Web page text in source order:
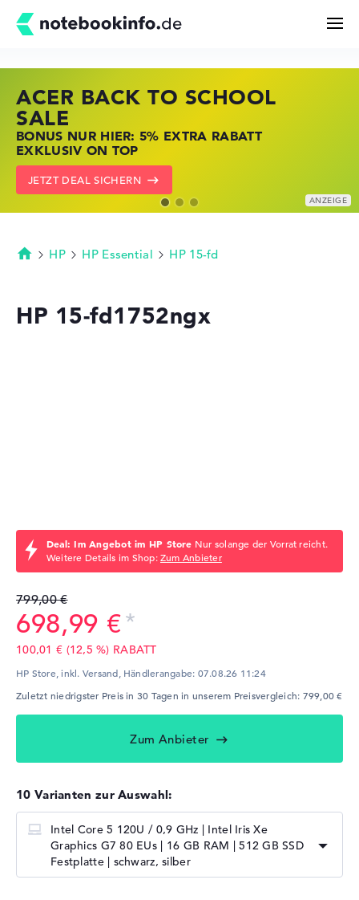
Kaufberatung
Technik & Wissen
ACER BACK TO SCHOOL
SALE
BONUS NUR HIER: 5% EXTRA RABATT
EXKLUSIV ON TOP
JETZT DEAL SICHERN
HP STORE SSV DEALS
JETZT ZUGREIFEN: NOTEBOOKS BEI HP
KRÄFTIG REDUZIERT
ZU DEN HP ANGEBOTEN
LENOVO LAPTOP DEALS
NOTEBOOKS BEI LENOVO JETZT
KRÄFTIG REDUZIERT
LENOVO DEALS ZEIGEN
Startseite
HP HP Essential HP 15-fd
HP 15-fd1752ngx
Deal: Im Angebot im HP Store Nur solange der Vorrat reicht.
Weitere Details im Shop:Zum Anbieter
799,00 €
698,99 €
100,01 € (12,5 %) RABATT
HP Store, inkl. Versand,Händlerangabe: 07.08.26 11:24
Zuletzt niedrigster Preis in 30 Tagen in unserem Preisvergleich: 799,00 €
Zum Anbieter
10 Varianten zur Auswahl:
Intel Core 5 120U / 0,9 GHz | Intel Iris Xe
Graphics G7 80 EUs | 16 GB RAM | 512 GB SSD
Festplatte | schwarz, silber